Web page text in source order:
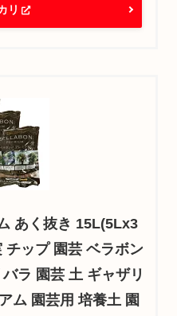
リ
あく抜き 15L(5Lx3
チップ 園芸 ベラボン
ラ 園芸 土 ギャザリ
ム 園芸用 培養土 園